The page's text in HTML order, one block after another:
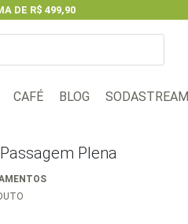
DE R$ 499,90
CAFÉ BLOG SODASTREAM
Plena